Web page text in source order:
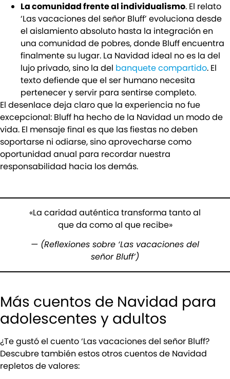
La comunidad frente al individualismo. El relato
‘Las vacaciones del señor Bluff’ evoluciona desde
el aislamiento absoluto hasta la integración en
una comunidad de pobres, donde Bluff encuentra
finalmente su lugar. La Navidad ideal no es la del
lujo privado, sino la del banquete compartido. El
texto defiende que el ser humano necesita
pertenecer y servir para sentirse completo.
El desenlace deja claro que la experiencia no fue
excepcional: Bluff ha hecho de la Navidad un modo de
vida. El mensaje final es que las fiestas no deben
soportarse ni odiarse, sino aprovecharse como
oportunidad anual para recordar nuestra
responsabilidad hacia los demás.
«La caridad auténtica transforma tanto al
que da como al que recibe»
— (Reflexiones sobre ‘Las vacaciones del
señor Bluff’)
Más cuentos de Navidad para
adolescentes y adultos
¿Te gustó el cuento ‘Las vacaciones del señor Bluff?
Descubre también estos otros cuentos de Navidad
repletos de valores: